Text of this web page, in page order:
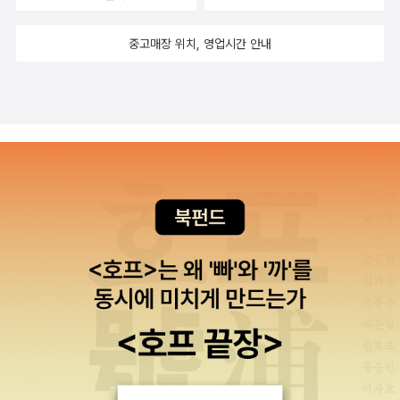
서다. 앞으로 몇 권까지 출간될지 지켜보는 것도 의미있겠다. 새로운
코브니 등의 <시간의 화살>(범양사, 1994)를 떠올리게 하는데, 주
화가가 화면 속에 의도적으로 집어넣거나 제거해버린 부속 풍경들을
찾아내서 과연 왜 그런 작업을 했는지 면밀하게 추적해내는 것이다.
세상을 보는 예술 창조자의 시선뿐 아니라 그것을 해석하는 추적자의
시선이 동시에 생생하게 느껴지는, 한마디로 ‘실감나는’ 책'이라는 평
이다. 같은 저자의 책으론 <거꾸로 그린 그림>(예경, 2010)도 흥미
를 끈다. '미술사 최초의 30가지 순간'을 조명한다. 8. 교양
른 교양서는 존 판던의 <오! 이것이 아이디어다>(웅진지식하우스, 2
012)이다. 세상에서 가장 위대한 아이디어 50의 랭킹과 해제를 담은
컨대 이 문고본 시리즈가 열심히 펴내고 있는 철학자들이 있습니다.
니다. 물론 이광래 교수의 <미셀 푸코>가 좀더 광범위하게 푸코를 다
루고 있지만, 논지의 평이함과 명확성에는 살림문고를 따라올 수 없
터 15,000원 이상의 만족을 얻었습니다. 무려 5배 가까이 되네요(실
제 구입액으로 따지면 15배). 그래서 그런지 살림문고의 다른 철학자
를 다룬 책들, 예컨대 아도르노, 그람시, 네그리, 마르쿠제 등도 모두
컬렉션의 대상 품목들입니다.물론 살림지식문고는 다루는 범위가 매
내줄 수 없다’는 피켓을 들고 1인 시위를 하던 중 갑자기 피켓을 강물
하고 형장의 이슬이 된 안중근 의사가 추앙받는 것처럼, 목숨을 던지
내던지는 이유가 뭘까? 그렇게 해서 일본이 순순히 말을 들으면 모르
겠지만, 그런 것도 아니잖은가. 국가가 없는 개인은 생각할 수 없다.
하지만 국가 역시 개인들이 모여서 이루어진 것이며, 그 개인들 하나
하나는 모두 국가만큼 소중하다. 과연 일본의 망언 하나에 그 소중한
생명을 버려도 되는 것일까? 군국주의 일본의 부활을 외치며 할복자
살한 미시마 유키오의 죽음이 아름다움보다는 섬뜩함을 선사했듯이,
독도 때문에 분신한 허모씨는 존경심 대신 뜬금없다는 생각을 갖게
해준다. 노무현이 탄핵을 당했을 때 분신을 했던 한 노사모 회원처럼,
중고매장 위치, 영업시간 안내